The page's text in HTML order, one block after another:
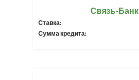
Связь-Банк
Ставка:
Сумма кредита: